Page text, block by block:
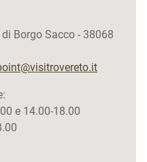
Borgo Sacco - 38068
e 14.00-18.00